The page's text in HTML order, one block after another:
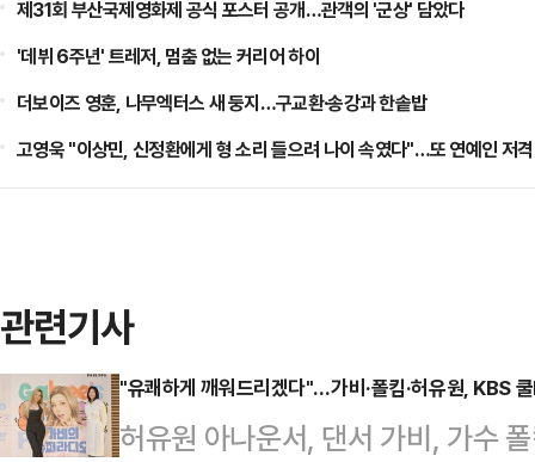
제31회 부산국제영화제 공식 포스터 공개…관객의 '군상' 담았다
'데뷔 6주년' 트레저, 멈춤 없는 커리어 하이
더보이즈 영훈, 나무엑터스 새 둥지…구교환·송강과 한솥밥
고영욱 "이상민, 신정환에게 형 소리 들으려 나이 속였다"…또 연예인 저격
관련기사
"유쾌하게 깨워드리겠다"…가비·폴킴·허유원, KBS
허유원 아나운서, 댄서 가비, 가수